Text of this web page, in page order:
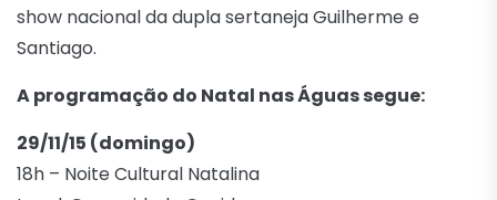
show nacional da dupla sertaneja Guilherme e
Santiago.
A programação do Natal nas Águas segue:
29/11/15 (domingo)
18h – Noite Cultural Natalina